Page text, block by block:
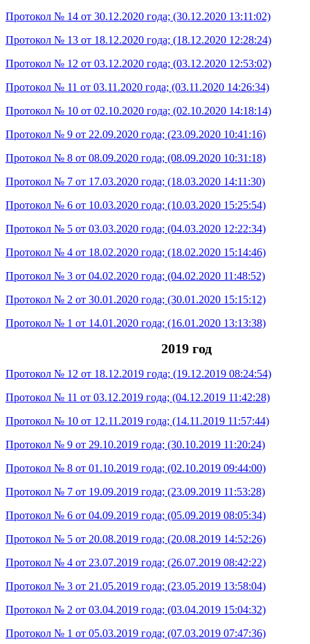
Протокол № 14 от 30.12.2020 года; (30.12.2020 13:11:02)
Протокол № 13 от 18.12.2020 года; (18.12.2020 12:28:24)
Протокол № 12 от 03.12.2020 года; (03.12.2020 12:53:02)
Протокол № 11 от 03.11.2020 года; (03.11.2020 14:26:34)
Протокол № 10 от 02.10.2020 года; (02.10.2020 14:18:14)
Протокол № 9 от 22.09.2020 года; (23.09.2020 10:41:16)
Протокол № 8 от 08.09.2020 года; (08.09.2020 10:31:18)
Протокол № 7 от 17.03.2020 года; (18.03.2020 14:11:30)
Протокол № 6 от 10.03.2020 года; (10.03.2020 15:25:54)
Протокол № 5 от 03.03.2020 года; (04.03.2020 12:22:34)
Протокол № 4 от 18.02.2020 года; (18.02.2020 15:14:46)
Протокол № 3 от 04.02.2020 года; (04.02.2020 11:48:52)
Протокол № 2 от 30.01.2020 года; (30.01.2020 15:15:12)
Протокол № 1 от 14.01.2020 года; (16.01.2020 13:13:38)
2019 год
Протокол № 12 от 18.12.2019 года; (19.12.2019 08:24:54)
Протокол № 11 от 03.12.2019 года; (04.12.2019 11:42:28)
Протокол № 10 от 12.11.2019 года; (14.11.2019 11:57:44)
Протокол № 9 от 29.10.2019 года; (30.10.2019 11:20:24)
Протокол № 8 от 01.10.2019 года; (02.10.2019 09:44:00)
Протокол № 7 от 19.09.2019 года; (23.09.2019 11:53:28)
Протокол № 6 от 04.09.2019 года; (05.09.2019 08:05:34)
Протокол № 5 от 20.08.2019 года; (20.08.2019 14:52:26)
Протокол № 4 от 23.07.2019 года; (26.07.2019 08:42:22)
Протокол № 3 от 21.05.2019 года; (23.05.2019 13:58:04)
Протокол № 2 от 03.04.2019 года; (03.04.2019 15:04:32)
Протокол № 1 от 05.03.2019 года; (07.03.2019 07:47:36)